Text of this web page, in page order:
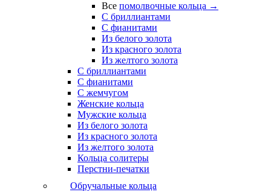
Все помолвочные кольца →
С бриллиантами
С фианитами
Из белого золота
Из красного золота
Из желтого золота
С бриллиантами
С фианитами
С жемчугом
Женские кольца
Мужские кольца
Из белого золота
Из красного золота
Из желтого золота
Кольца солитеры
Перстни-печатки
Обручальные кольца